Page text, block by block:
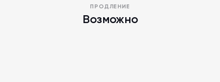
ПРОДЛЕНИЕ
Возможно